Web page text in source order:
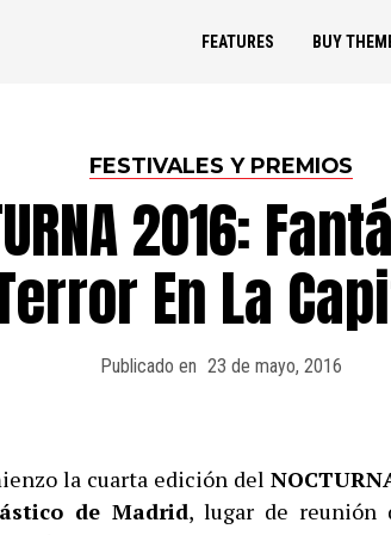
FEATURES BUY
FESTIVALES Y PREMIOS
2016:
En La
Publicado en 23 de mayo, 2016
la cuarta edición del
de Madrid, lugar de reunión